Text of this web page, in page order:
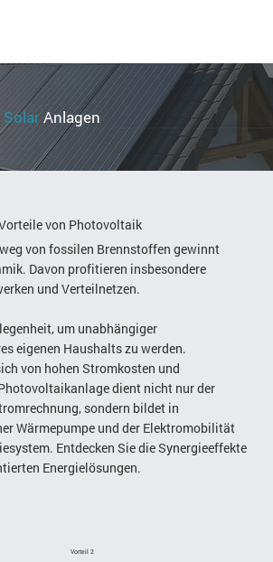
SolarAnlagen
von Photovoltaik
von fossilen Brennstoffen gewinnt
Davon profitieren insbesondere
und Verteilnetzen.
um unabhängiger
eigenen Haushalts zu werden.
von hohen Stromkosten und
dient nicht nur der
sondern bildet in
Wärmepumpe und der Elektromobilität
Entdecken Sie die Synergieeffekte
Energielösungen.
Vorteil 2